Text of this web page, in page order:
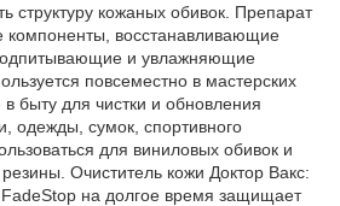
структуру кожаных обивок. Препарат
компоненты, восстанавливающие
и увлажняющие
повсеместно в мастерских
в быту для чистки и обновления
одежды, сумок, спортивного
для виниловых обивок и
Очиститель кожи Доктор Вакс:
на долгое время защищает